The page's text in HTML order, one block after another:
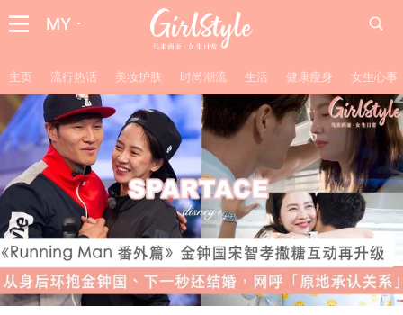
MY
主页 流行热话 美妆护肤 时尚潮流 生活 健康瘦身 女生心事